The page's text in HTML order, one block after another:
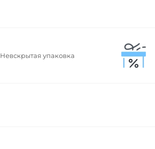
Невскрытая упаковка